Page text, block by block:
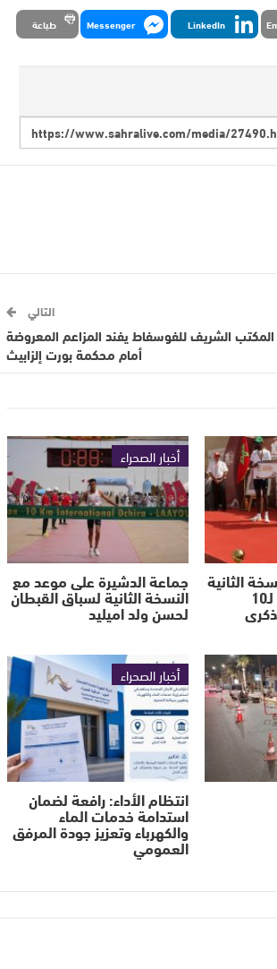
LinkedIn
Messenger طباعة
التالي
المكتب الشريف للفوسفاط يفند المزاعم المعروضة
أمام محكمة بورت إلزابيث
الثانية
من السباق الدولي لـ10
أخبار الصحراء
جماعة الدشيرة على موعد مع
النسخة الثانية لسباق القبطان
لحسن ولد اميليد
أخبار الصحراء
انتظام الأداء: رافعة لضمان
استدامة خدمات الماء
والكهرباء وتعزيز جودة المرفق
العمومي